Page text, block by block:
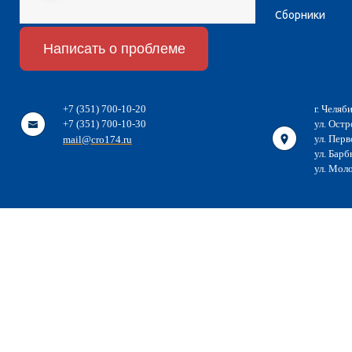
Написать о проблеме
Сборники
+7 (351) 700-10-20
+7 (351) 700-10-30
mail@cro174.ru
г.
ул.
ул.
ул.
ул.